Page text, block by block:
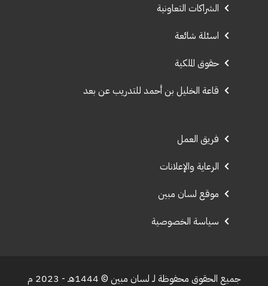
الشراكات التعاونية
اسئلة شائعة
حقوق الملكية
قاعة الخليل بن أحمد للتدريب عن بعد
فريق العمل
الرعاية والإعلانات
موقع لسان مبين
سياسة الخصوصية
جميع الحقوق محفوظة لـ لسان مبين © 1444هـ - 2023 م